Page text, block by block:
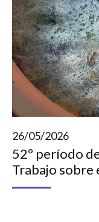
26/05/2026
52º período
Trabajo sobre